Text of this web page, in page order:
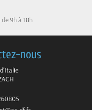
9h à 18h
nous